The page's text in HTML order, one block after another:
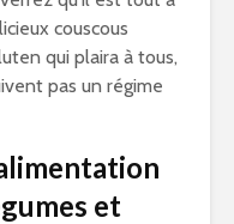
couscous
qui plaira à tous,
pas un régime
et